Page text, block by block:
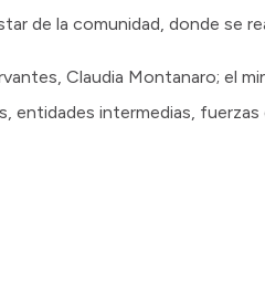
de la comunidad, donde se
Claudia Montanaro; el
entidades intermedias,